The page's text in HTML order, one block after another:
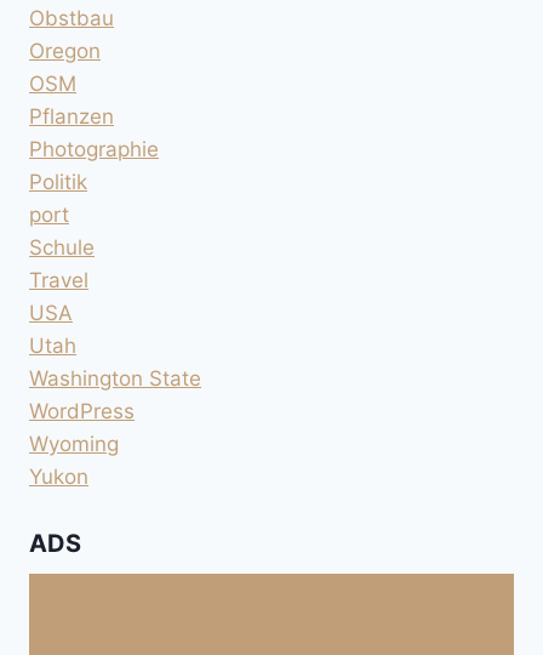
Obstbau
Oregon
OSM
Pflanzen
Photographie
Politik
port
Schule
Travel
USA
Utah
Washington State
WordPress
Wyoming
Yukon
ADS